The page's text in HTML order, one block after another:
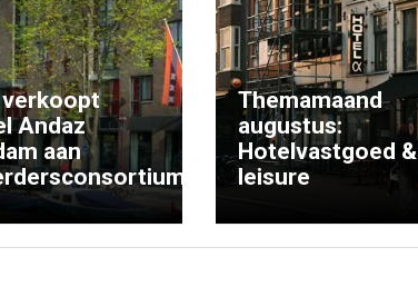
Andaz
aan
Themamaand
augustus:
Hotelvastgoed &
leisure